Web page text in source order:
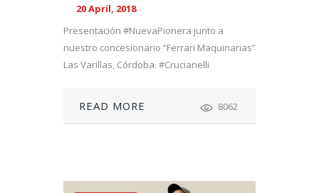
20 April, 2018
Presentación #NuevaPionera junto a
nuestro concesionario “Ferrari Maquinarias”
Las Varillas, Córdoba. #Crucianelli
READ MORE 8062